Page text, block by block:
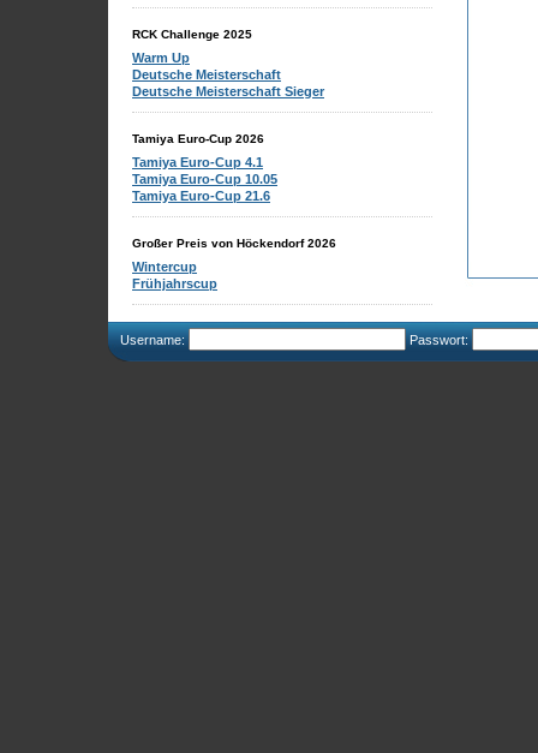
RCK Challenge 2025
Warm Up
Deutsche Meisterschaft
Deutsche Meisterschaft Sieger
Tamiya Euro-Cup 2026
Tamiya Euro-Cup 4.1
Tamiya Euro-Cup 10.05
Tamiya Euro-Cup 21.6
Großer Preis von Höckendorf 2026
Wintercup
Frühjahrscup
Username: Passwort: